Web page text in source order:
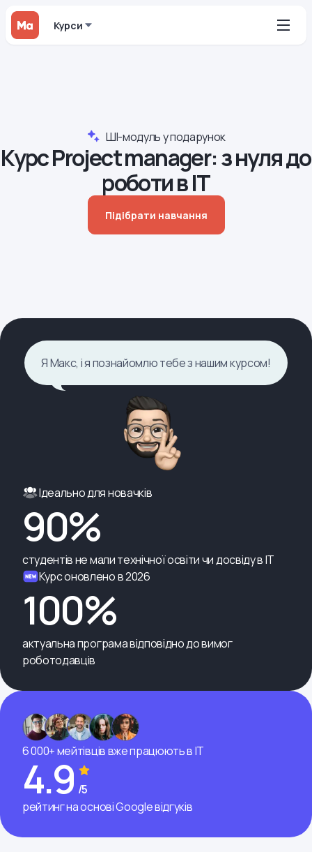
Курси
ШІ-модуль у подарунок
Курс Project manager‍: з нуля до
роботи в IT
Підібрати навчання
Я Макс, і я познайомлю тебе з нашим курсом!
Ідеально для новачків
90%
студентів не мали технічної освіти чи досвіду в ІТ
Курс оновлено в 2026
100%
актуальна програма відповідно до вимог
роботодавців
6 000+ мейтівців вже працюють в ІТ
4.9 /5
рейтинг на основі Google відгуків